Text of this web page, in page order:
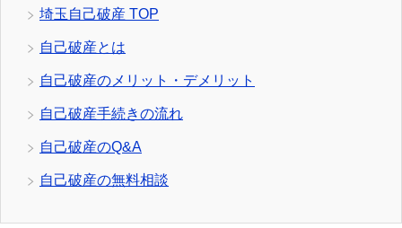
埼玉自己破産 TOP
自己破産とは
自己破産のメリット・デメリット
自己破産手続きの流れ
自己破産のQ&A
自己破産の無料相談